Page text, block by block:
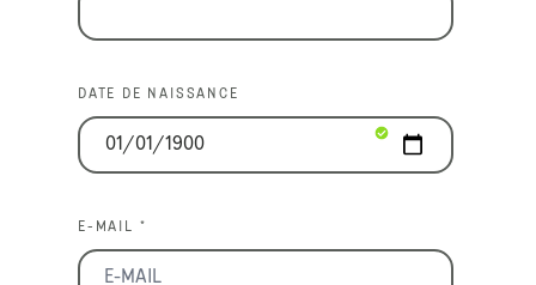
DATE DE NAISSANCE
E-MAIL *